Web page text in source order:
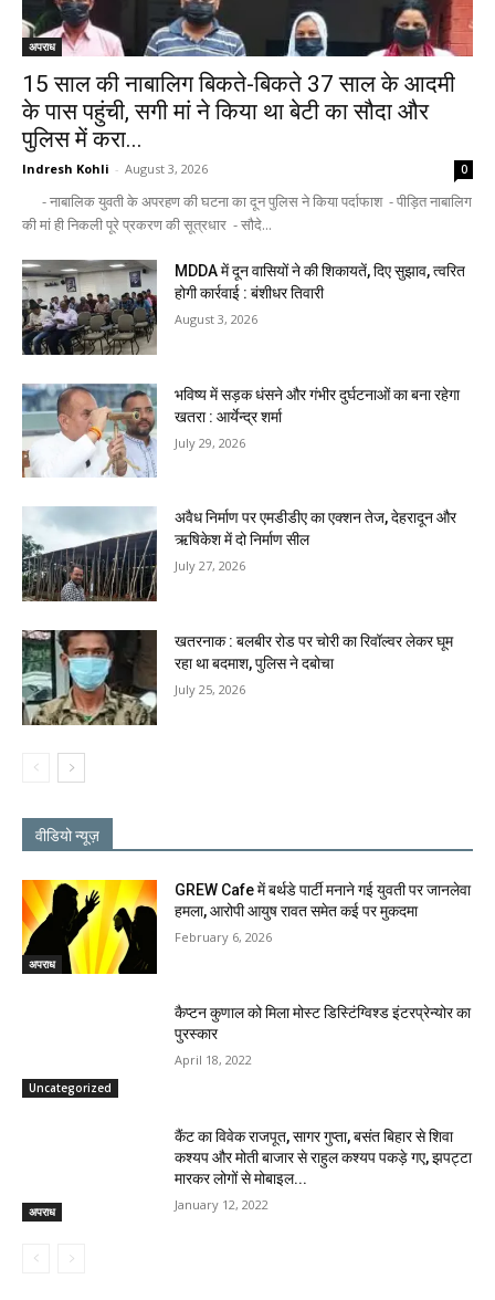
अपराध
15 साल की नाबालिग बिकते-बिकते 37 साल के आदमी
के पास पहुंची, सगी मां ने किया था बेटी का सौदा और
पुलिस में करा...
Indresh Kohli - August 3, 2026 0
- नाबालिक युवती के अपरहण की घटना का दून पुलिस ने किया पर्दाफाश - पीड़ित नाबालिग
की मां ही निकली पूरे प्रकरण की सूत्रधार - सौदे...
MDDA में दून वासियों ने की शिकायतें, दिए सुझाव, त्वरित
होगी कार्रवाई : बंशीधर तिवारी
August 3, 2026
भविष्य में सड़क धंसने और गंभीर दुर्घटनाओं का बना रहेगा
खतरा : आर्येन्द्र शर्मा
July 29, 2026
अवैध निर्माण पर एमडीडीए का एक्शन तेज, देहरादून और
ऋषिकेश में दो निर्माण सील
July 27, 2026
खतरनाक : बलबीर रोड पर चोरी का रिवॉल्वर लेकर घूम
रहा था बदमाश, पुलिस ने दबोचा
July 25, 2026
वीडियो न्यूज़
अपराध
GREW Cafe में बर्थडे पार्टी मनाने गई युवती पर जानलेवा
हमला, आरोपी आयुष रावत समेत कई पर मुकदमा
February 6, 2026
Uncategorized
कैप्टन कुणाल को मिला मोस्ट डिस्टिंग्विश्ड इंटरप्रेन्योर का
पुरस्कार
April 18, 2022
अपराध
कैंट का विवेक राजपूत, सागर गुप्ता, बसंत बिहार से शिवा
कश्यप और मोती बाजार से राहुल कश्यप पकड़े गए, झपट्टा
मारकर लोगों से मोबाइल...
January 12, 2022